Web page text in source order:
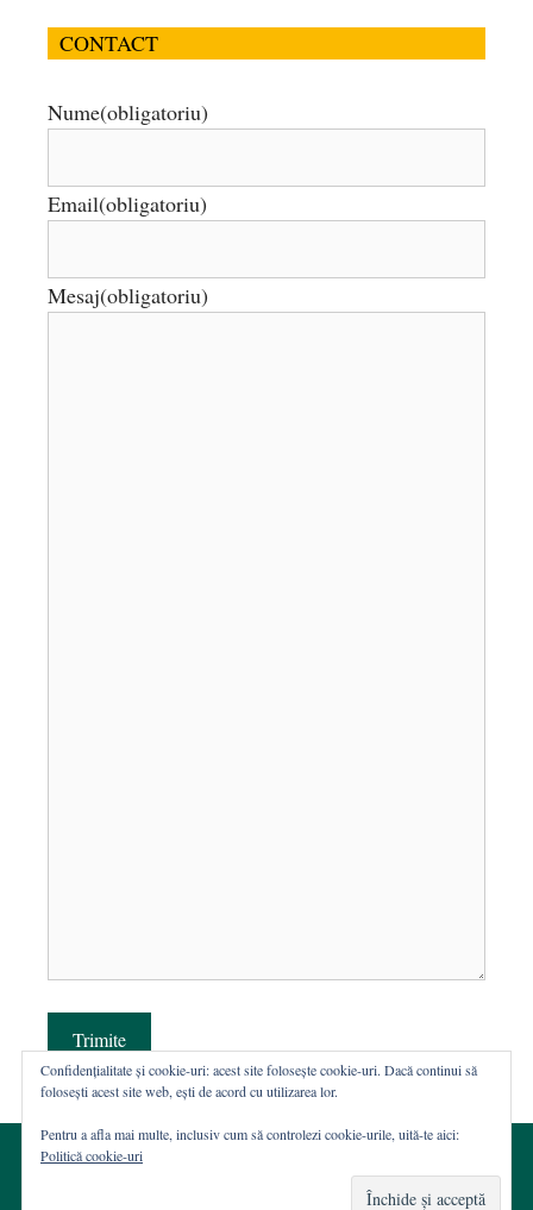
CONTACT
Nume(obligatoriu)
Email(obligatoriu)
Mesaj(obligatoriu)
Trimite
Confidențialitate și cookie-uri: acest site folosește cookie-uri. Dacă continui să
folosești acest site web, ești de acord cu utilizarea lor.
Pentru a afla mai multe, inclusiv cum să controlezi cookie-urile, uită-te aici:
Politică cookie-uri